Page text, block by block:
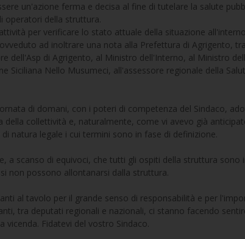
un'azione ferma e decisa al fine di tutelare la salute
operatori della struttura.
per verificare lo stato attuale della situazione
ad inoltrare una nota alla Prefettura di Agrigento,
dell'Asp di Agrigento, al Ministro dell'Interno, al Ministro
Siciliana Nello Musumeci, all'assessore regionale della
di domani, con i poteri di competenza del Sindaco,
della collettività e, naturalmente, come vi avevo già
natura legale i cui termini sono in fase di definizione.
a scanso di equivoci, che tutti gli ospiti della struttura sono
non possono allontanarsi dalla struttura.
al tavolo per il grande senso di responsabilità e per
tra deputati regionali e nazionali, ci stanno facendo
vicenda. Fidatevi del vostro Sindaco.